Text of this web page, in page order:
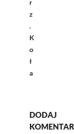
r
z
.
K
o
ł
a
DODAJ